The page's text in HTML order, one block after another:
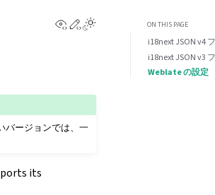
View this page
Edit this page
バージョンでは、一
its
ON THIS PAGE
i18next JSON v4
i18next JSON v3
Weblate の設定